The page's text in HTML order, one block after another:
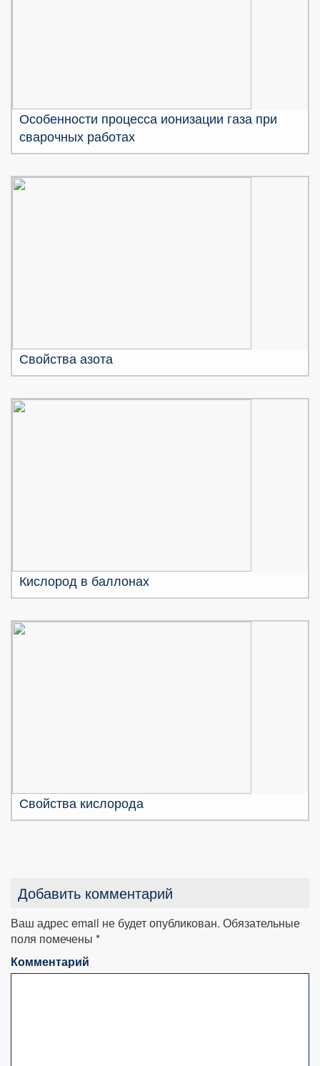
Особенности процесса ионизации газа при
сварочных работах
Свойства азота
Кислород в баллонах
Свойства кислорода
Добавить комментарий
Ваш адрес email не будет опубликован. Обязательные
поля помечены *
Комментарий